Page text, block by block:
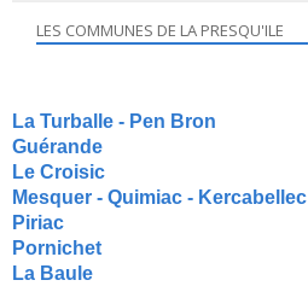
LES COMMUNES DE LA PRESQU'ILE
La Turballe - Pen Bron
Guérande
Le Croisic
Mesquer - Quimiac - Kercabellec
Piriac
Pornichet
La Baule